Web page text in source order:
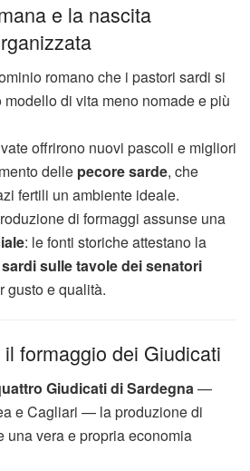
e la nascita
romano che i pastori sardi si
di vita meno nomade e più
offrirono nuovi pascoli e migliori
delle pecore sarde, che
fertili un ambiente ideale.
di formaggi assunse una
: le fonti storiche attestano la
sulle tavole dei senatori
gusto e qualità.
formaggio dei Giudicati
Giudicati di Sardegna—
e Cagliari — la produzione di
una vera e propria economia